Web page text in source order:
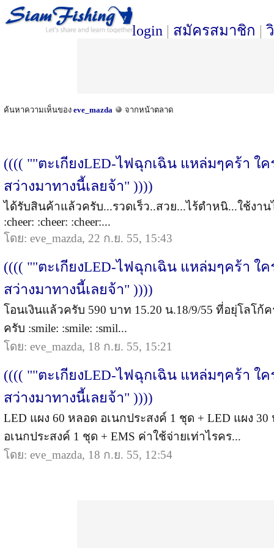
login | สมัครสมาชิก |
ค้นหาความเห็นของ eve_mazda จากหน้าตลาด
(((( ""ตะเกียงLED-ไฟฉุกเฉิน แหล่มๆคร้า ใค
สว่างมาทางนี้เลยจ้า" ))))
ได้รับสินค้าแล้วครับ...รวดเร็ว..สวย...ไร้ตำหนิ...ใช้งาน
:cheer: :cheer: :cheer:...
โดย: eve_mazda, 22 ก.ย. 55, 15:43
(((( ""ตะเกียงLED-ไฟฉุกเฉิน แหล่มๆคร้า ใค
สว่างมาทางนี้เลยจ้า" ))))
โอนเงินแล้วครับ 590 บาท 15.20 น.18/9/55 ที่อยุ่โลโ
ครับ :smile: :smile: :smil...
โดย: eve_mazda, 18 ก.ย. 55, 15:21
(((( ""ตะเกียงLED-ไฟฉุกเฉิน แหล่มๆคร้า ใค
สว่างมาทางนี้เลยจ้า" ))))
LED แผง 60 หลอด อเนกประสงค์ 1 ชุด + LED แผง 30
อเนกประสงค์ 1 ชุด + EMS ค่าใช้จ่ายเท่าไรคร...
โดย: eve_mazda, 18 ก.ย. 55, 12:54